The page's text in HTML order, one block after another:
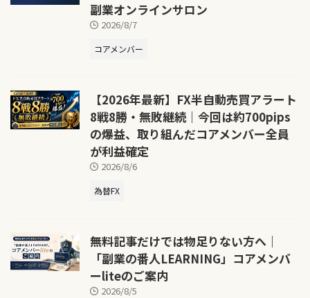
副業オンラインサロン
2026/8/7
コアメンバー
【2026年最新】FX半自動売買アラート
8戦8勝・無敗継続｜今回は約700pips
の爆益、取り組んだコアメンバー全員
が利益確定
2026/8/6
為替FX
無料記事だけでは物足りない方へ｜
「副業の番人LEARNING」コアメンバ
ーliteのご案内
2026/8/5